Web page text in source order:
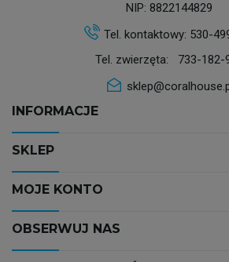
NIP: 8822144829
Tel. kontaktowy: 530-
Tel. zwierzęta: 733-182-
INFORMACJE
SKLEP
MOJE KONTO
OBSERWUJ NAS